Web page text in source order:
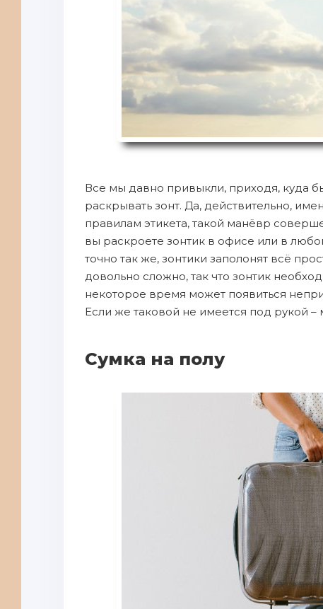
Все мы давно привыкли, приходя, куда
раскрывать зонт. Да, действительно,
правилам этикета, такой манёвр
вы раскроете зонтик в офисе или в
точно так же, зонтики заполонят всё
довольно сложно, так что зонтик
некоторое время может появиться
Если же таковой не имеется под рукой –
Сумка на полу